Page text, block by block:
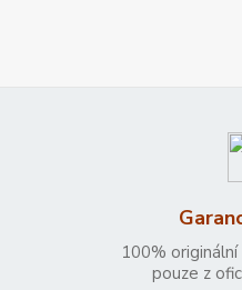
100%
pouze z